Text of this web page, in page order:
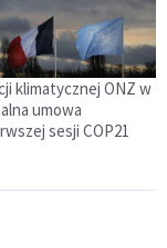
klimatycznej ONZ w
umowa
sesji COP21